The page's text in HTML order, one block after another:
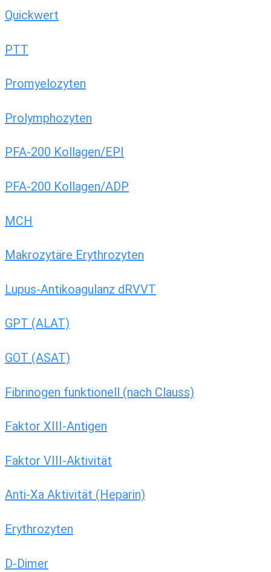
Quickwert
PTT
Promyelozyten
Prolymphozyten
PFA-200 Kollagen/EPI
PFA-200 Kollagen/ADP
MCH
Makrozytäre Erythrozyten
Lupus-Antikoagulanz dRVVT
GPT (ALAT)
GOT (ASAT)
Fibrinogen funktionell (nach Clauss)
Faktor XIII-Antigen
Faktor VIII-Aktivität
Anti-Xa Aktivität (Heparin)
Erythrozyten
D-Dimer